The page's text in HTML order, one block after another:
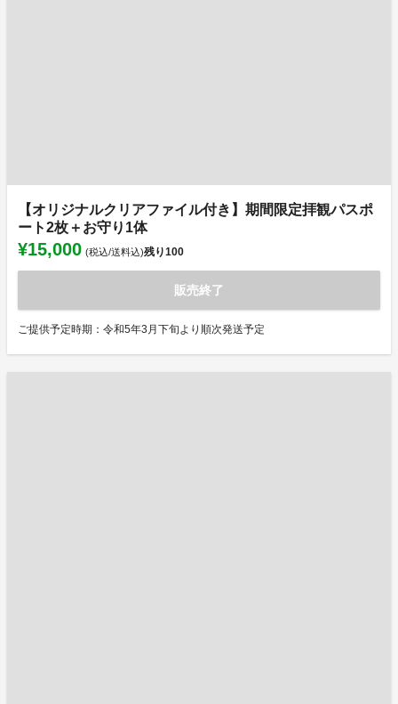
【オリジナルクリアファイル付き】期間限定拝観パスポ
ート2枚＋お守り1体
¥15,000 (税込/送料込)残り100
販売終了
ご提供予定時期：令和5年3月下旬より順次発送予定